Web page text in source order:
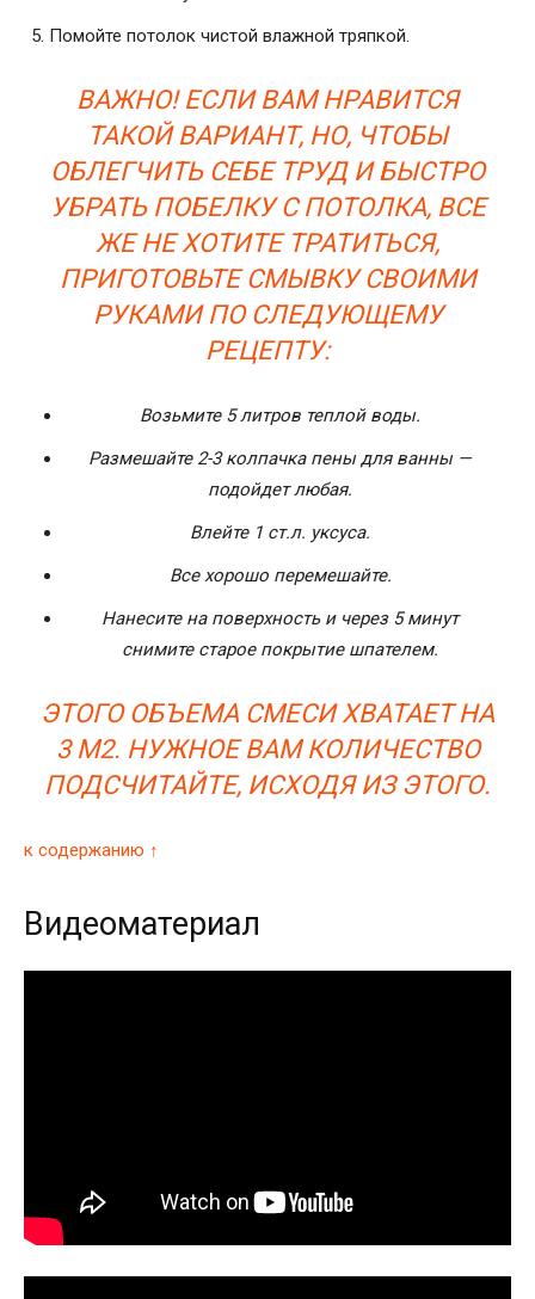
Помойте потолок чистой влажной тряпкой.
ВАЖНО! ЕСЛИ ВАМ НРАВИТСЯ
ТАКОЙ ВАРИАНТ, НО, ЧТОБЫ
ОБЛЕГЧИТЬ СЕБЕ ТРУД И БЫСТРО
УБРАТЬ ПОБЕЛКУ С ПОТОЛКА, ВСЕ
ЖЕ НЕ ХОТИТЕ ТРАТИТЬСЯ,
ПРИГОТОВЬТЕ СМЫВКУ СВОИМИ
РУКАМИ ПО СЛЕДУЮЩЕМУ
РЕЦЕПТУ:
Возьмите 5 литров теплой воды.
Размешайте 2-3 колпачка пены для ванны —
подойдет любая.
Влейте 1 ст.л. уксуса.
Все хорошо перемешайте.
Нанесите на поверхность и через 5 минут
снимите старое покрытие шпателем.
ЭТОГО ОБЪЕМА СМЕСИ ХВАТАЕТ НА
3 М2. НУЖНОЕ ВАМ КОЛИЧЕСТВО
ПОДСЧИТАЙТЕ, ИСХОДЯ ИЗ ЭТОГО.
к содержанию ↑
Видеоматериал